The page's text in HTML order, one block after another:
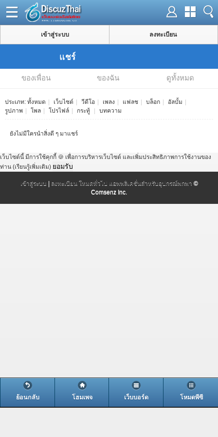
เข้าสู่ระบบ ลงทะเบียน
แชร์
ของเพื่อน ของฉัน ดูทั้งหมด
ประเภท: ทั้งหมด | เว็บไซต์ | วีดีโอ | เพลง | แฟลช | บล็อก | อัลบั้ม |
รูปภาพ | โพล | โปรไฟล์ | กระทู้ | บทความ
ยังไม่มีใครนำสิ่งดี ๆ มาแชร์
เว็บไซต์นี้ มีการใช้คุกกี้ 🍪 เพื่อการบริหารเว็บไซต์ และเพิ่มประสิทธิภาพการใช้งานของ
ท่าน (เรียนรู้เพิ่มเติม) ยอมรับ
เข้าสู่ระบบ | ลงทะเบียน โหมดทั่วไป แอพพลิเคชั่นสำหรับอุปกรณ์พกพา ©
Comsenz Inc.
ย้อนกลับ โฮมเพจ เว็บบอร์ด โหมดพีซี